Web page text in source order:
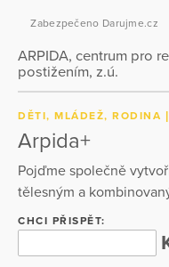
Zabezpečeno Darujme.cz
ARPIDA, centrum pro
postižením, z.ú.
DĚTI, MLÁDEŽ, RODINA
Arpida+
Pojďme společně
tělesným a
příležitosti k
činností, k
smysluplnému a
CHCI PŘISPĚT: